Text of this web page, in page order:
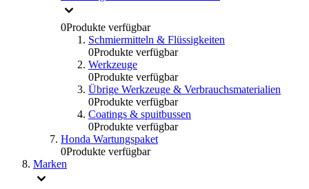
0Produkte verfügbar
Schmiermitteln & Flüssigkeiten
0Produkte verfügbar
Werkzeuge
0Produkte verfügbar
Übrige Werkzeuge & Verbrauchsmaterialien
0Produkte verfügbar
Coatings & spuitbussen
0Produkte verfügbar
Honda Wartungspaket
0Produkte verfügbar
Marken